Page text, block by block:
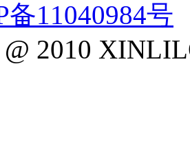
备11040984号
2010